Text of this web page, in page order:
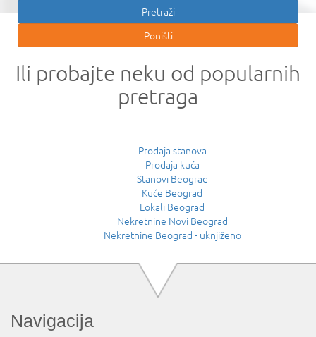
Ili probajte neku od popularnih
pretraga
Prodaja stanova
Prodaja kuća
Stanovi Beograd
Kuće Beograd
Lokali Beograd
Nekretnine Novi Beograd
Nekretnine Beograd - uknjiženo
Navigacija